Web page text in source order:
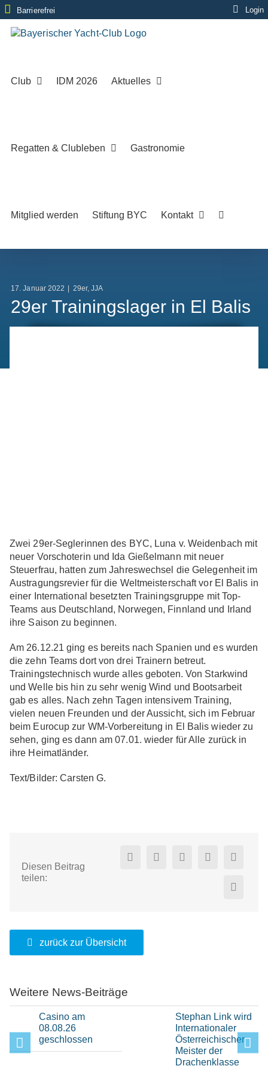
Zum
Inhalt
springen
Barrierefrei Login
Club IDM 2026 Aktuelles
Regatten & Clubleben Gastronomie
Mitglied werden Stiftung BYC Kontakt
17. Januar 2022 29er,JJA
29er Trainingslager in El Balis
Zwei 29er-Seglerinnen des BYC, Luna v. Weidenbach mit
neuer Vorschoterin und Ida Gießelmann mit neuer
Steuerfrau, hatten zum Jahreswechsel die Gelegenheit im
Austragungsrevier für die Weltmeisterschaft vor El Balis in
einer International besetzten Trainingsgruppe mit Top-
Teams aus Deutschland, Norwegen, Finnland und Irland
ihre Saison zu beginnen.
Am 26.12.21 ging es bereits nach Spanien und es wurden
die zehn Teams dort von drei Trainern betreut.
Trainingstechnisch wurde alles geboten. Von Starkwind
und Welle bis hin zu sehr wenig Wind und Bootsarbeit
gab es alles. Nach zehn Tagen intensivem Training,
vielen neuen Freunden und der Aussicht, sich im Februar
beim Eurocup zur WM-Vorbereitung in El Balis wieder zu
sehen, ging es dann am 07.01. wieder für Alle zurück in
ihre Heimatländer.
Text/Bilder: Carsten G.
Diesen Beitrag
teilen:
zurück zur Übersicht
Weitere News-Beiträge
Casino am
08.08.26
geschlossen
Stephan Link wird
Internationaler
Österreichischer
Meister der
Drachenklasse